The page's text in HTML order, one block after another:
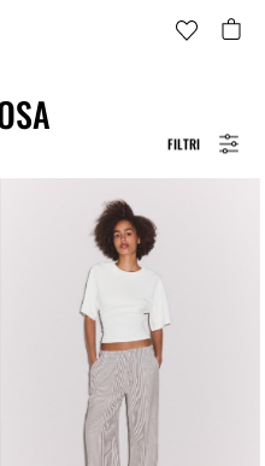
FILTRI